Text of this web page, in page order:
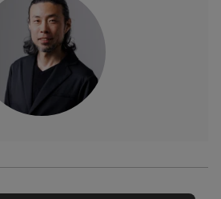
ティブなものにする